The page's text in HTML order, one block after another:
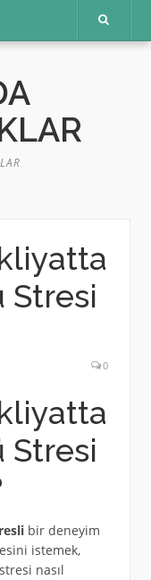
Stresi
0
Stresi
bir deneyim
istemek,
nasıl